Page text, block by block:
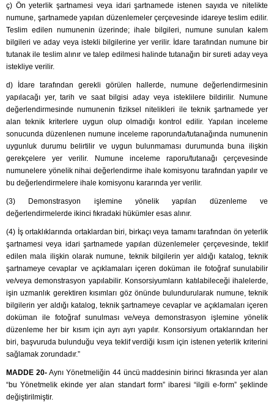
ç) Ön yeterlik şartnamesi veya idari şartnamede istenen sayıda ve nitelikte
numune, şartnamede yapılan düzenlemeler çerçevesinde idareye teslim edilir.
Teslim edilen numunenin üzerinde; ihale bilgileri, numune sunulan kalem
bilgileri ve aday veya istekli bilgilerine yer verilir. İdare tarafından numune bir
tutanak ile teslim alınır ve talep edilmesi halinde tutanağın bir sureti aday veya
istekliye verilir.
d) İdare tarafından gerekli görülen hallerde, numune değerlendirmesinin
yapılacağı yer, tarih ve saat bilgisi aday veya isteklilere bildirilir. Numune
değerlendirmesinde numunenin fiziksel nitelikleri ile teknik şartnamede yer
alan teknik kriterlere uygun olup olmadığı kontrol edilir. Yapılan inceleme
sonucunda düzenlenen numune inceleme raporunda/tutanağında numunenin
uygunluk durumu belirtilir ve uygun bulunmaması durumunda buna ilişkin
gerekçelere yer verilir. Numune inceleme raporu/tutanağı çerçevesinde
numunelere yönelik nihai değerlendirme ihale komisyonu tarafından yapılır ve
bu değerlendirmelere ihale komisyonu kararında yer verilir.
(3) Demonstrasyon işlemine yönelik yapılan düzenleme ve
değerlendirmelerde ikinci fıkradaki hükümler esas alınır.
(4) İş ortaklıklarında ortaklardan biri, birkaçı veya tamamı tarafından ön yeterlik
şartnamesi veya idari şartnamede yapılan düzenlemeler çerçevesinde, teklif
edilen mala ilişkin olarak numune, teknik bilgilerin yer aldığı katalog, teknik
şartnameye cevaplar ve açıklamaları içeren doküman ile fotoğraf sunulabilir
ve/veya demonstrasyon yapılabilir. Konsorsiyumların katılabileceği ihalelerde,
işin uzmanlık gerektiren kısımları göz önünde bulundurularak numune, teknik
bilgilerin yer aldığı katalog, teknik şartnameye cevaplar ve açıklamaları içeren
doküman ile fotoğraf sunulması ve/veya demonstrasyon işlemine yönelik
düzenleme her bir kısım için ayrı ayrı yapılır. Konsorsiyum ortaklarından her
biri, başvuruda bulunduğu veya teklif verdiği kısım için istenen yeterlik kriterini
sağlamak zorundadır.”
MADDE 20-Aynı Yönetmeliğin 44 üncü maddesinin birinci fıkrasında yer alan
“bu Yönetmelik ekinde yer alan standart form” ibaresi “ilgili e-form” şeklinde
değiştirilmiştir.